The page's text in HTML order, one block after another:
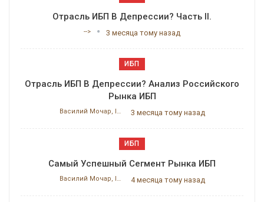
Отрасль ИБП В Депрессии? Часть II.
--> 3 месяца тому назад
ИБП
Отрасль ИБП В Депрессии? Анализ Российского
Рынка ИБП
Василий Мочар, ITResearch 3 месяца тому назад
ИБП
Самый Успешный Сегмент Рынка ИБП
Василий Мочар, ITResearch 4 месяца тому назад